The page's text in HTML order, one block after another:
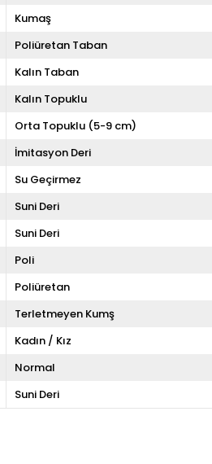
Kumaş
Poliüretan Taban
Kalın Taban
Kalın Topuklu
Orta Topuklu (5-9 cm)
İmitasyon Deri
Su Geçirmez
Suni Deri
Suni Deri
Poli
Poliüretan
Terletmeyen Kumş
Kadın / Kız
Normal
Suni Deri